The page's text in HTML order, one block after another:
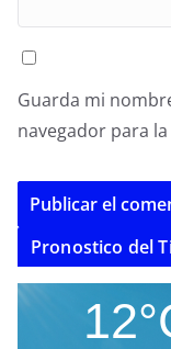
Guarda mi
navegador para
l
t
Pronostico del